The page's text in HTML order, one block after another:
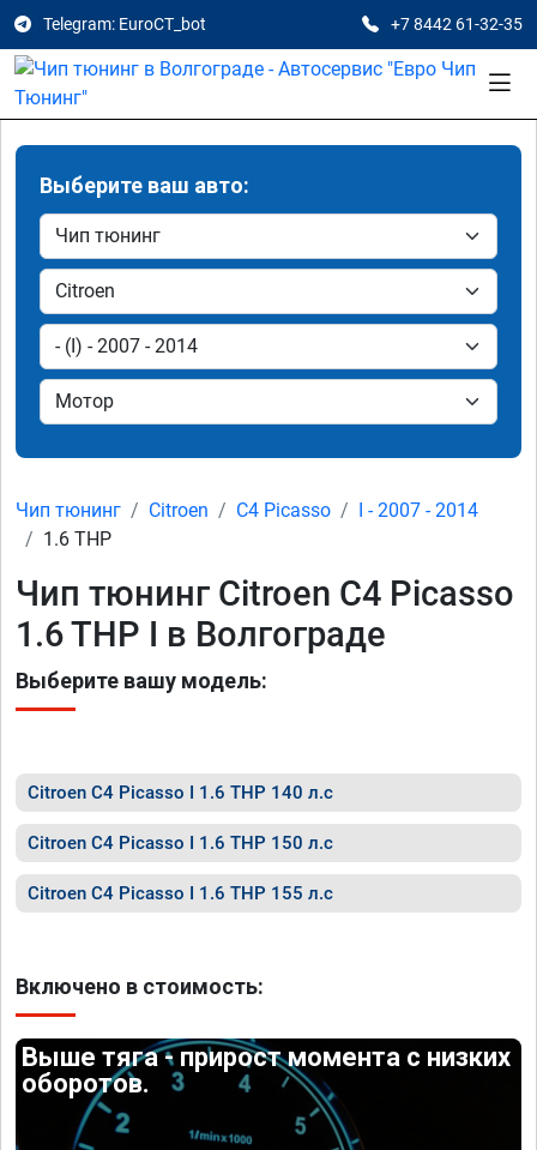
Telegram: EuroCT_bot +7 8442 61-32-35
Выберите ваш авто:
Чип тюнинг Citroen C4 Picasso
I - 2007 - 2014
1.6 THP
Чип тюнинг Citroen C4 Picasso
1.6 THP I в Волгограде
Выберите вашу модель:
Citroen C4 Picasso I 1.6 THP 140 л.с
Citroen C4 Picasso I 1.6 THP 150 л.с
Citroen C4 Picasso I 1.6 THP 155 л.с
Включено в стоимость:
Выше тяга - прирост момента с низких
оборотов.